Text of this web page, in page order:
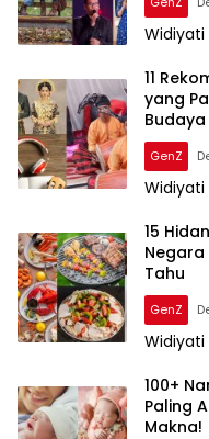
Widiyati
11
yang
Budaya
GenZ
Widiyati
15
Negara
Tahu
GenZ
Widiyati
100+
Paling
Makna!